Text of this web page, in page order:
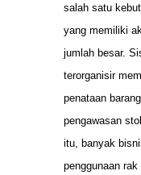
salah satu
yang memiliki
jumlah besar.
terorganisir
penataan
pengawasan
itu, banyak
penggunaan